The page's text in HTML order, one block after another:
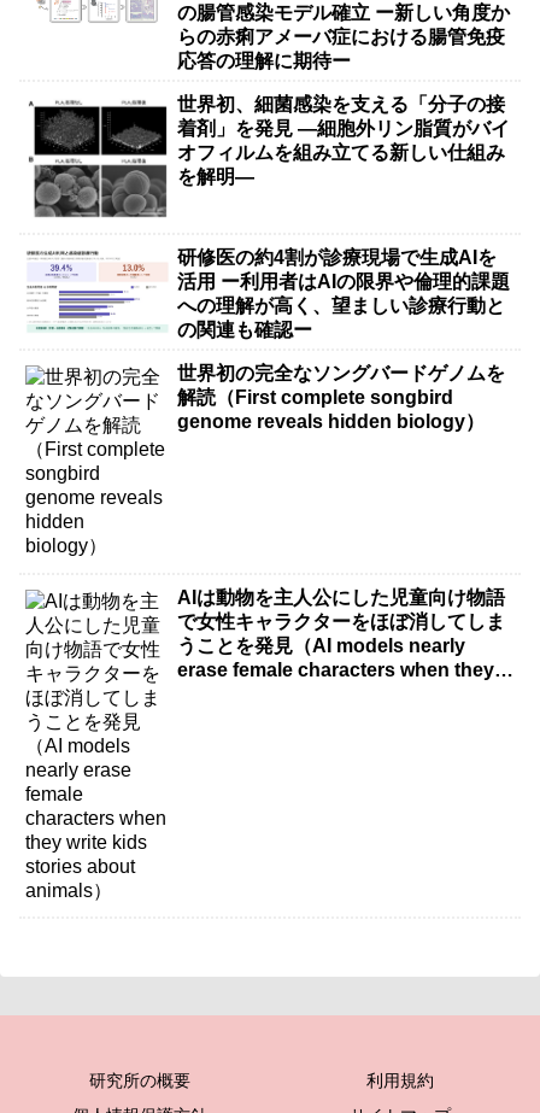
の腸管感染モデル確立 ー新しい角度か
らの赤痢アメーバ症における腸管免疫
応答の理解に期待ー
世界初、細菌感染を支える「分子の接
着剤」を発見 ―細胞外リン脂質がバイ
オフィルムを組み立てる新しい仕組み
を解明―
研修医の約4割が診療現場で生成AIを
活用 ー利用者はAIの限界や倫理的課題
への理解が高く、望ましい診療行動と
の関連も確認ー
世界初の完全なソングバードゲノムを
解読（First complete songbird
genome reveals hidden biology）
AIは動物を主人公にした児童向け物語
で女性キャラクターをほぼ消してしま
うことを発見（AI models nearly
erase female characters when they
研究所の概要
利用規約